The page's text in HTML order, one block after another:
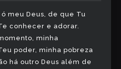
meu Deus, de que Tu
conhecer e adorar.
minha
poder, minha pobreza
há outro Deus além de